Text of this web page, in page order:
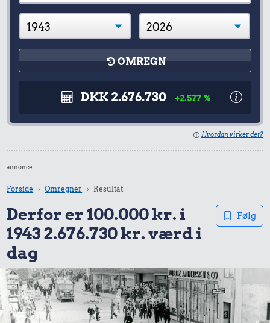
OMREGN
DKK 2.676.730 +2.577 %
Hvordan virker det?
annonce
Forside Omregner Resultat
Derfor er 100.000 kr. i
1943 2.676.730 kr. værd i
dag
Følg